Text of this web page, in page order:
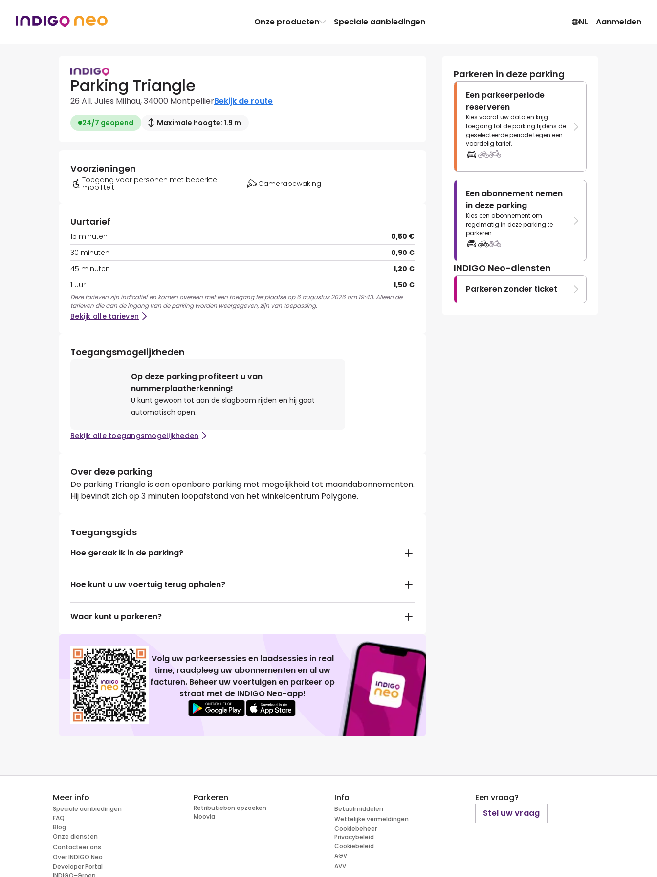
Onze producten Speciale aanbiedingen NL Aanmelden
Parking Triangle
26 All. Jules Milhau, 34000 MontpellierBekijk de route
24/7 geopend Maximale hoogte: 1.9 m
Parkeren in deze parking
Een parkeerperiode
reserveren
Kies vooraf uw data en krijg
toegang tot de parking tijdens de
geselecteerde periode tegen een
voordelig tarief.
Een abonnement nemen
in deze parking
Kies een abonnement om
regelmatig in deze parking te
parkeren.
INDIGO Neo-diensten
Parkeren zonder ticket
Voorzieningen
Toegang voor personen met beperkte
mobiliteit
Camerabewaking
Uurtarief
15 minuten
0,50 €
30 minuten
0,90 €
45 minuten
1,20 €
1 uur
1,50 €
Deze tarieven zijn indicatief en komen overeen met een toegang ter plaatse op 6 augustus 2026 om 19:43. Alleen de
tarieven die aan de ingang van de parking worden weergegeven, zijn van toepassing.
Bekijk alle tarieven
Toegangsmogelijkheden
Op deze parking profiteert u van
nummerplaatherkenning!
U kunt gewoon tot aan de slagboom rijden en hij gaat
automatisch open.
Bekijk alle toegangsmogelijkheden
Over deze parking
De parking Triangle is een openbare parking met mogelijkheid tot maandabonnementen.
Hij bevindt zich op 3 minuten loopafstand van het winkelcentrum Polygone.
Toegangsgids
Hoe geraak ik in de parking?
Hoe kunt u uw voertuig terug ophalen?
Waar kunt u parkeren?
Volg uw parkeersessies en laadsessies in real
time, raadpleeg uw abonnementen en al uw
facturen. Beheer uw voertuigen en parkeer op
straat met de INDIGO Neo-app!
Meer info
Speciale aanbiedingen
FAQ
Blog
Onze diensten
Contacteer ons
Over INDIGO Neo
Developer Portal
Parkeren
Retributiebon opzoeken
Moovia
Info
Betaalmiddelen
Wettelijke vermeldingen
Cookiebeheer
Privacybeleid
Cookiebeleid
AGV
AVV
Een vraag?
Stel uw vraag